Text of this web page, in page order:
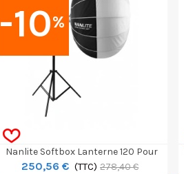
-10%
Nanlite Softbox Lanterne 120 Pour
Forza 500
250,56 € (TTC) 278,40 €